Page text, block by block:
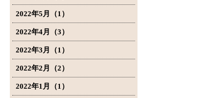
2022年5月（1）
2022年4月（3）
2022年3月（1）
2022年2月（2）
2022年1月（1）